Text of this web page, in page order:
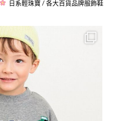
日系輕珠寶 / 各大百貨品牌服飾鞋